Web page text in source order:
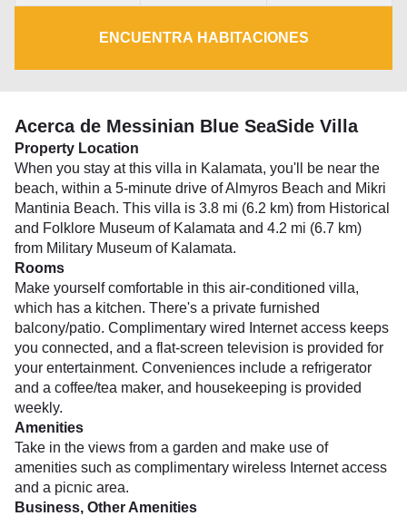
ENCUENTRA HABITACIONES
Acerca de Messinian Blue SeaSide Villa
Property Location
When you stay at this villa in Kalamata, you'll be near the
beach, within a 5-minute drive of Almyros Beach and Mikri
Mantinia Beach. This villa is 3.8 mi (6.2 km) from Historical
and Folklore Museum of Kalamata and 4.2 mi (6.7 km)
from Military Museum of Kalamata.
Rooms
Make yourself comfortable in this air-conditioned villa,
which has a kitchen. There's a private furnished
balcony/patio. Complimentary wired Internet access keeps
you connected, and a flat-screen television is provided for
your entertainment. Conveniences include a refrigerator
and a coffee/tea maker, and housekeeping is provided
weekly.
Amenities
Take in the views from a garden and make use of
amenities such as complimentary wireless Internet access
and a picnic area.
Business, Other Amenities